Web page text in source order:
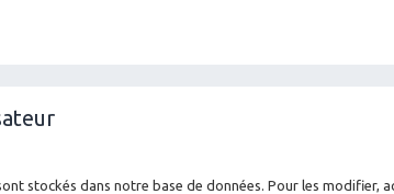
stockés dans notre base de données. Pour les modifier,